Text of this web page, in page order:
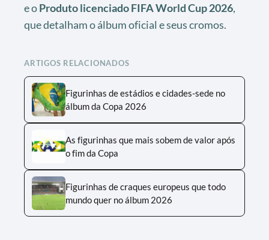
e oProduto licenciado FIFA World Cup 2026,
que detalham o álbum oficial e seus cromos.
ARTIGOS RELACIONADOS
Figurinhas de estádios e cidades-sede no
álbum da Copa 2026
As figurinhas que mais sobem de valor após
o fim da Copa
Figurinhas de craques europeus que todo
mundo quer no álbum 2026